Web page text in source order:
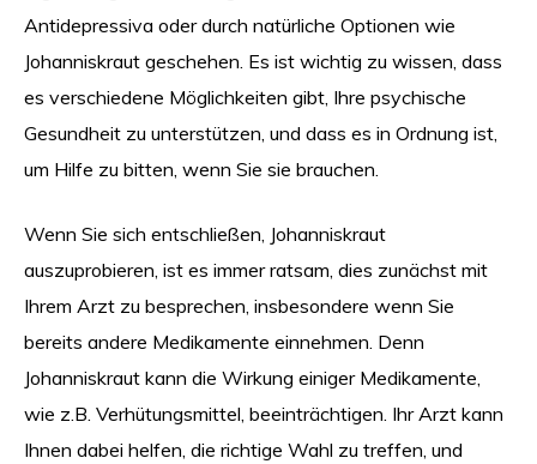
Antidepressiva oder durch natürliche Optionen wie
Johanniskraut geschehen. Es ist wichtig zu wissen, dass
es verschiedene Möglichkeiten gibt, Ihre psychische
Gesundheit zu unterstützen, und dass es in Ordnung ist,
um Hilfe zu bitten, wenn Sie sie brauchen.
Wenn Sie sich entschließen, Johanniskraut
auszuprobieren, ist es immer ratsam, dies zunächst mit
Ihrem Arzt zu besprechen, insbesondere wenn Sie
bereits andere Medikamente einnehmen. Denn
Johanniskraut kann die Wirkung einiger Medikamente,
wie z.B. Verhütungsmittel, beeinträchtigen. Ihr Arzt kann
Ihnen dabei helfen, die richtige Wahl zu treffen, und